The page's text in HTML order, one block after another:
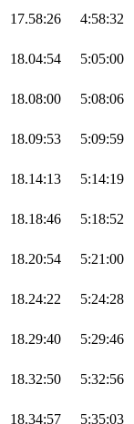
17.58:26 4:58:32
18.04:54 5:05:00
18.08:00 5:08:06
18.09:53 5:09:59
18.14:13 5:14:19
18.18:46 5:18:52
18.20:54 5:21:00
18.24:22 5:24:28
18.29:40 5:29:46
18.32:50 5:32:56
18.34:57 5:35:03